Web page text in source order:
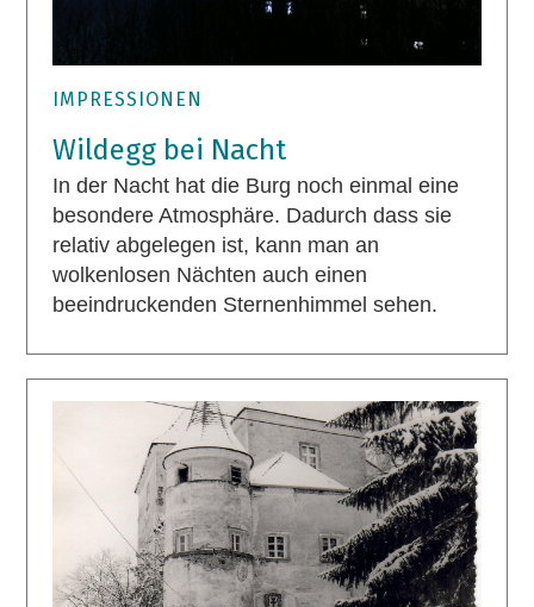
IMPRESSIONEN
Wildegg bei Nacht
In der Nacht hat die Burg noch einmal eine
besondere Atmosphäre. Dadurch dass sie
relativ abgelegen ist, kann man an
wolkenlosen Nächten auch einen
beeindruckenden Sternenhimmel sehen.